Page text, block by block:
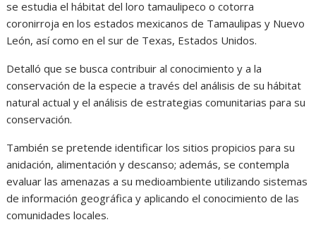
se estudia el hábitat del loro tamaulipeco o cotorra
coronirroja en los estados mexicanos de Tamaulipas y Nuevo
León, así como en el sur de Texas, Estados Unidos.
Detalló que se busca contribuir al conocimiento y a la
conservación de la especie a través del análisis de su hábitat
natural actual y el análisis de estrategias comunitarias para su
conservación.
También se pretende identificar los sitios propicios para su
anidación, alimentación y descanso; además, se contempla
evaluar las amenazas a su medioambiente utilizando sistemas
de información geográfica y aplicando el conocimiento de las
comunidades locales.